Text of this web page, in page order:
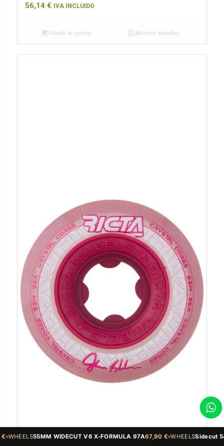
56,14 € IVA INCLUIDO
Añadir al carrito Mostrar detalles
V6 X-FORMULA 97A67,90 € WHEELSSidecut 54mm 99A V5 Sidecut X-